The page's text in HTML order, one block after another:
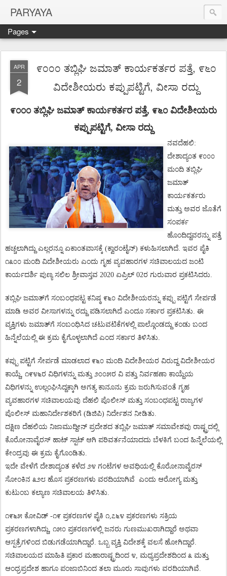
PARYAYA
Pages
APR
2
೯೦೦೦ ತಬ್ಲಿಘಿ ಜಮಾತ್ ಕಾರ್ಯಕರ್ತರ ಪತ್ತೆ, ೯೬೦
ವಿದೇಶೀಯರು ಕಪ್ಪುಪಟ್ಟಿಗೆ, ವೀಸಾ ರದ್ದು
೯೦೦೦ ತಬ್ಲಿಘಿ ಜಮಾತ್ ಕಾರ್ಯಕರ್ತರ ಪತ್ತೆ, ೯೬೦ ವಿದೇಶೀಯರು
ಕಪ್ಪುಪಟ್ಟಿಗೆ, ವೀಸಾ ರದ್ದು
ನವದೆಹಲಿ:
ದೇಶಾದ್ಯಂತ ೯೦೦೦
ಮಂದಿ ತಬ್ಲಿಘಿ
ಜಮಾತ್
ಕಾರ್ಯಕರ್ತರು
ಮತ್ತು ಅವರ ಜೊತೆಗೆ
ಸಂಪರ್ಕ
ಹೊಂದಿದ್ದವರನ್ನು ಪತ್ತೆ
ಹಚ್ಚಲಾಗಿದ್ದು ಎಲ್ಲರನ್ನೂ ಏಕಾಂತವಾಸಕ್ಕೆ (ಕ್ವಾರಂಟೈನ್) ಕಳುಹಿಸಲಾಗಿದೆ. ಇವರ ಪೈಕಿ
೧೩೦೦ ಮಂದಿ ವಿದೇಶೀಯರು ಎಂದು ಗೃಹ ವ್ಯವಹಾರಗಳ ಸಚಿವಾಲಯದ ಜಂಟಿ
ಕಾರ್ಯದರ್ಶಿ ಪುಣ್ಯ ಸಲಿಲ ಶ್ರೀವಾಸ್ತವ 2020 ಏಪ್ರಿಲ್ 02ರ ಗುರುವಾರ ಪ್ರಕಟಿಸಿದರು.
ತಬ್ಲಿಘಿ ಜಮಾತ್ಗೆ ಸಂಬಂಧಪಟ್ಟ ಕನಿಷ್ಠ ೯೬೦ ವಿದೇಶೀಯರನ್ನು ಕಪ್ಪು ಪಟ್ಟಿಗೆ ಸೇರ್ಪಡೆ
ಮಾಡಿ ಅವರ ವೀಸಾಗಳನ್ನು ರದ್ದು ಪಡಿಸಲಾಗಿದೆ ಎಂದೂ ಸರ್ಕಾರ ಪ್ರಕಟಿಸಿತು. ಈ
ವ್ಯಕ್ತಿಗಳು ಜಮಾತ್ಗೆ ಸಂಬಂಧಿಸಿದ ಚಟುವಟಿಕೆಗಳಲ್ಲಿ ಪಾಲ್ಗೊಂಡದ್ದು ಕಂಡು ಬಂದ
ಹಿನ್ನೆಲೆಯಲ್ಲಿ ಈ ಕ್ರಮ ಕೈಗೊಳ್ಳಲಾಗಿದೆ ಎಂದ ಸರ್ಕಾರ ತಿಳಿಸಿತು.
ಕಪ್ಪು ಪಟ್ಟಿಗೆ ಸೇರ್ಪಡೆ ಮಾಡಲಾದ ೯೬೦ ಮಂದಿ ವಿದೇಶೀಯರ ವಿರುದ್ದ ವಿದೇಶೀಯರ
ಕಾಯ್ದೆ, ೧೯೪೬ರ ವಿಧಿಗಳನ್ನು ಮತ್ತು ೨೦೦೫ರ ವಿ ಪತ್ತು ನಿರ್ವಹಣಾ ಕಾಯ್ದೆಯ
ವಿಧಿಗಳನ್ನು ಉಲ್ಲಂಘಿಸಿದ್ದಕ್ಕಾಗಿ ಅಗತ್ಯ ಕಾನೂನು ಕ್ರಮ ಜರುಗಿಸುವಂತೆ ಗೃಹ
ವ್ಯವಹಾರಗಳ ಸಚಿವಾಲಯವು ದೆಹಲಿ ಪೊಲೀಸ್ ಮತ್ತು ಸಂಬಂಧಪಟ್ಟ ರಾಜ್ಯಗಳ
ಪೊಲೀಸ್ ಮಹಾನಿರ್ದೇಶಕರಿಗೆ (ಡಿಜಿಪಿ) ನಿರ್ದೇಶನ ನೀಡಿತು.
ದಕ್ಷಿಣ ದೆಹಲಿಯ ನಿಜಾಮುದ್ದೀನ್ ಪ್ರದೇಶದ ತಬ್ಲಿಘಿ ಜಮಾತ್ ಸಮಾವೇಶವು ರಾಷ್ಟ್ರದಲ್ಲಿ
ಕೊರೋನಾವೈರಸ್ ಹಾಟ್ ಸ್ಪಾಟ್ ಆಗಿ ಪರಿವರ್ತನೆಯಾದದು ಬೆಳಕಿಗೆ ಬಂದ ಹಿನ್ನೆಲೆಯಲ್ಲಿ
ಕೇಂದ್ರವು ಈ ಕ್ರಮ ಕೈಗೊಂಡಿತು.
ಇದೇ ವೇಳೆಗೆ ದೇಶಾದ್ಯಂತ ಕಳೆದ ೨೪ ಗಂಟೆಗಳ ಅವಧಿಯಲ್ಲಿ ಕೊರೋನಾವೈರಸ್
ಸೋಂಕಿನ ೩೨೮ ಹೊಸ ಪ್ರಕರಣಗಳು ವರದಿಯಾಗಿವೆ ಎಂದು ಆರೋಗ್ಯ ಮತ್ತು
ಕುಟುಂಬ ಕಲ್ಯಾಣ ಸಚಿವಾಲಯ ತಿಳಿಸಿತು.
೧೯೬೫ ಕೋವಿಡ್ -೧೯ ಪ್ರಕರಣಗಳ ಪೈಕಿ ೧,೭೬೪ ಪ್ರಕರಣಗಳು ಸಕ್ರಿಯ
ಪ್ರಕರಣಗಳಾಗಿದ್ದು, ೧೫೦ ಪ್ರಕರಣಗಳಲ್ಲಿ ಜನರು ಗುಣಮುಖರಾಗಿದ್ದಾರೆ ಅಥವಾ
ಆಸ್ಪತ್ರೆಗಳಿಂದ ಬಿಡುಗಡೆಯಾಗಿದ್ದಾರೆ. ಒಬ್ಬ ವ್ಯಕ್ತಿ ವಿದೇಶಕ್ಕೆ ವಲಸೆ ಹೋಗಿದ್ದಾರೆ.
ಸಚಿವಾಲಯದ ಮಾಹಿತಿ ಪ್ರಕಾರ ಮಹಾರಾಷ್ಟ್ರದಿಂದ ೪, ಮಧ್ಯಪ್ರದೇಶದಿಂದ ೩ ಮತ್ತು
ಆಂಧ್ರಪ್ರದೇಶ ಹಾಗೂ ಪಂಜಾಬಿನಿಂದ ತಲಾ ಮೂರು ಸಾವುಗಳು ವರದಿಯಾಗಿವೆ.